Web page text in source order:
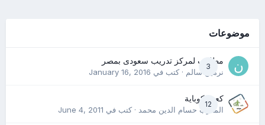
موضوعات
3
مطلوب لمركز تدريب سعودى بمصر
نرمين سالم· كتب في January 16, 2016
12
كعب كوباية
المدرب حسام الدين محمد· كتب في June 4, 2011